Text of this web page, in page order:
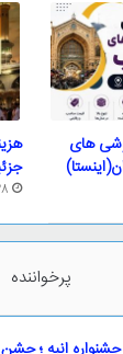
های
28
پرخواننده